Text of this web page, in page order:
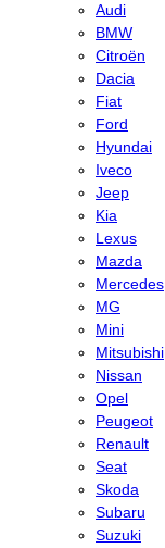
Audi
BMW
Citroën
Dacia
Fiat
Ford
Hyundai
Iveco
Jeep
Kia
Lexus
Mazda
Mercedes
MG
Mini
Mitsubishi
Nissan
Opel
Peugeot
Renault
Seat
Skoda
Subaru
Suzuki